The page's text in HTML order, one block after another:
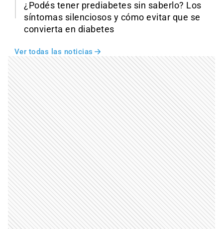
¿Podés tener prediabetes sin saberlo? Los
síntomas silenciosos y cómo evitar que se
convierta en diabetes
Ver todas las noticias